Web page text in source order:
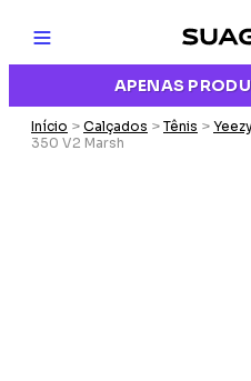
APENAS
Início > Calçados > Tênis > Yeezy
350 V2 Marsh